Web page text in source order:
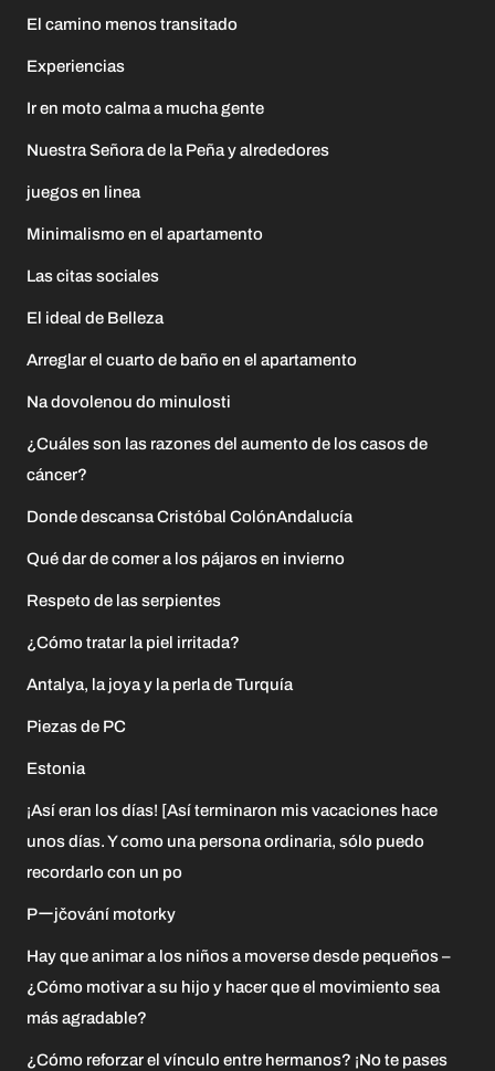
El camino menos transitado
Experiencias
Ir en moto calma a mucha gente
Nuestra Señora de la Peña y alrededores
juegos en linea
Minimalismo en el apartamento
Las citas sociales
El ideal de Belleza
Arreglar el cuarto de baño en el apartamento
Na dovolenou do minulosti
¿Cuáles son las razones del aumento de los casos de
cáncer?
Donde descansa Cristóbal ColónAndalucía
Qué dar de comer a los pájaros en invierno
Respeto de las serpientes
¿Cómo tratar la piel irritada?
Antalya, la joya y la perla de Turquía
Piezas de PC
Estonia
¡Así eran los días! [Así terminaron mis vacaciones hace
unos días. Y como una persona ordinaria, sólo puedo
recordarlo con un po
Pーjčování motorky
Hay que animar a los niños a moverse desde pequeños –
¿Cómo motivar a su hijo y hacer que el movimiento sea
más agradable?
¿Cómo reforzar el vínculo entre hermanos? ¡No te pases